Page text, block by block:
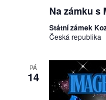
Na zámku s
Státní zámek
Česká republika
PÁ
14